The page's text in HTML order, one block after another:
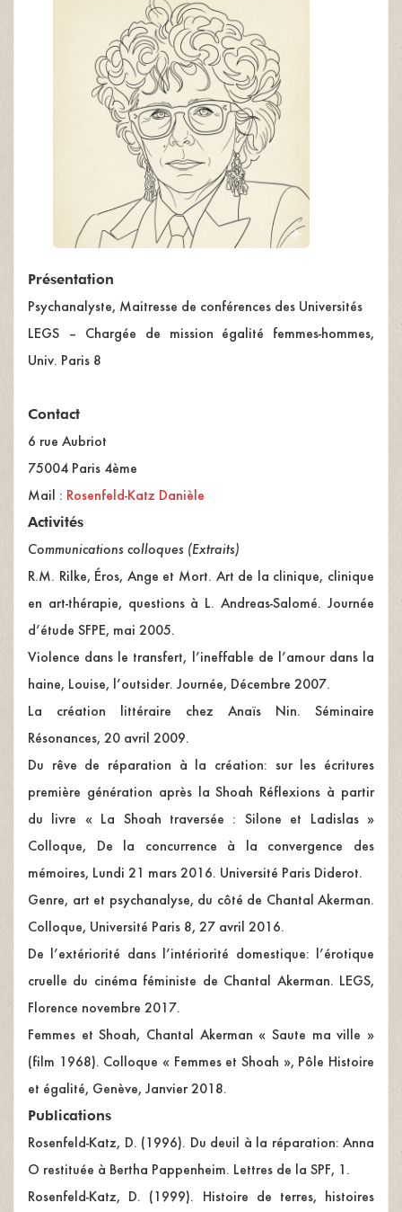
Présentation
Psychanalyste, Maitresse de conférences des Universités
LEGS – Chargée de mission égalité femmes-hommes,
Univ. Paris 8
Contact
6 rue Aubriot
75004 Paris 4ème
Mail : Rosenfeld-Katz Danièle
Activités
Communications colloques (Extraits)
R.M. Rilke, Éros, Ange et Mort. Art de la clinique, clinique
en art-thérapie, questions à L. Andreas-Salomé. Journée
d’étude SFPE, mai 2005.
Violence dans le transfert, l’ineffable de l’amour dans la
haine, Louise, l’outsider. Journée, Décembre 2007.
La création littéraire chez Anaïs Nin. Séminaire
Résonances, 20 avril 2009.
Du rêve de réparation à la création: sur les écritures
première génération après la Shoah Réflexions à partir
du livre « La Shoah traversée : Silone et Ladislas »
Colloque, De la concurrence à la convergence des
mémoires, Lundi 21 mars 2016. Université Paris Diderot.
Genre, art et psychanalyse, du côté de Chantal Akerman.
Colloque, Université Paris 8, 27 avril 2016.
De l’extériorité dans l’intériorité domestique: l’érotique
cruelle du cinéma féministe de Chantal Akerman. LEGS,
Florence novembre 2017.
Femmes et Shoah, Chantal Akerman « Saute ma ville »
(film 1968). Colloque « Femmes et Shoah », Pôle Histoire
et égalité, Genève, Janvier 2018.
Publications
Rosenfeld-Katz, D. (1996). Du deuil à la réparation: Anna
O restituée à Bertha Pappenheim. Lettres de la SPF, 1.
Rosenfeld-Katz, D. (1999). Histoire de terres, histoires